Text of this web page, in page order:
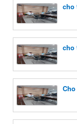
cho
cho